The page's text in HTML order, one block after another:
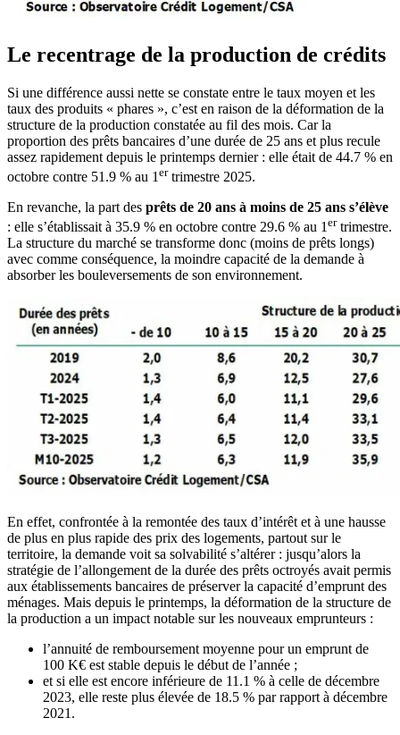
Le recentrage de la production de crédits
Si une différence aussi nette se constate entre le taux moyen et les
taux des produits « phares », c’est en raison de la déformation de la
structure de la production constatée au fil des mois. Car la
proportion des prêts bancaires d’une durée de 25 ans et plus recule
assez rapidement depuis le printemps dernier : elle était de 44.7 % en
octobre contre 51.9 % au 1 ertrimestre 2025.
En revanche, la part des prêts de 20 ans à moins de 25 ans s’élève
: elle s’établissait à 35.9 % en octobre contre 29.6 % au 1 ertrimestre.
La structure du marché se transforme donc (moins de prêts longs)
avec comme conséquence, la moindre capacité de la demande à
absorber les bouleversements de son environnement.
En effet, confrontée à la remontée des taux d’intérêt et à une hausse
de plus en plus rapide des prix des logements, partout sur le
territoire, la demande voit sa solvabilité s’altérer : jusqu’alors la
stratégie de l’allongement de la durée des prêts octroyés avait permis
aux établissements bancaires de préserver la capacité d’emprunt des
ménages. Mais depuis le printemps, la déformation de la structure de
la production a un impact notable sur les nouveaux emprunteurs :
l’annuité de remboursement moyenne pour un emprunt de
100 K€ est stable depuis le début de l’année ;
et si elle est encore inférieure de 11.1 % à celle de décembre
2023, elle reste plus élevée de 18.5 % par rapport à décembre
2021.